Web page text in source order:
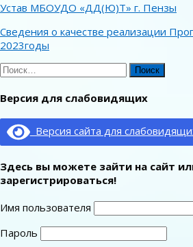
Устав МБОУДО «ДД(Ю)Т» г. Пензы
Сведения о качестве реализации
2023годы
Найти:
Версия для слабовидящих
Версия сайта для
Здесь вы можете зайти на сайт
зарегистрироваться!
Имя пользователя
Пароль